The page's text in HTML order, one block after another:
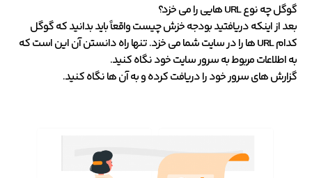
گوگلچه نوعURLهایی را می خزد؟
بعد از اینکه دریافتید بودجه خزش چیست واقعاً باید بدانید که گوگل
کدام URL ها را در سایت شما می خزد. تنها راه دانستن آن این است که
به اطلاعات مربوط به سرور سایت خود نگاه کنید.
گزارش های سرور خود را دریافت کرده و به آن ها نگاه کنید.